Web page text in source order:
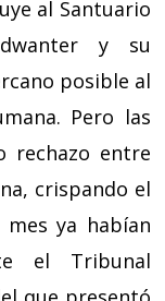
al Santuario
y su
posible al
Pero las
rechazo entre
crispando el
ya habían
el Tribunal